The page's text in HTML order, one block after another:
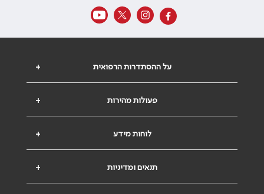
+ על ההסתדרות הרפואית
+ פעולות מהירות
+ לוחות מידע
+ תנאים ומדיניות